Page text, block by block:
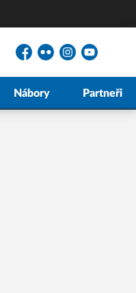
Facebook
FlickrInstagramYouTube
Nábory Partneři